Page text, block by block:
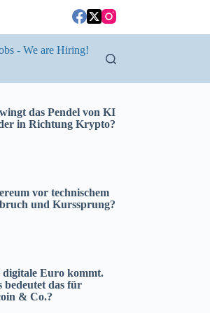
- We are Hiring!
das Pendel von KI
in Richtung Krypto?
vor technischem
und Kurssprung?
digitale Euro kommt.
bedeutet das für
& Co.?